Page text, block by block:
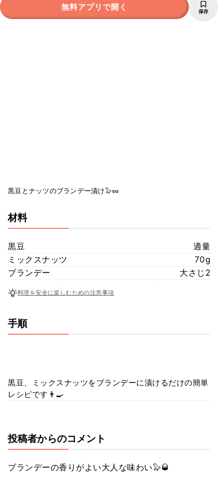
無料アプリで開く 保存
黒豆とナッツのブランデー漬け🦭🥜
材料
黒豆
適量
ミックスナッツ
70g
ブランデー
大さじ2
料理を安全に楽しむための注意事項
手順
黒豆、ミックスナッツをブランデーに漬けるだけの簡単
レシピです👨‍🍳
投稿者からのコメント
ブランデーの香りがよい大人な味わい🦭🥃